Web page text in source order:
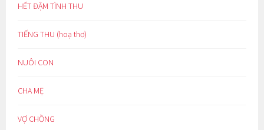
HẾT ĐẬM TÌNH THU
TIẾNG THU (hoạ thơ)
NUÔI CON
CHA MẸ
VỢ CHỒNG